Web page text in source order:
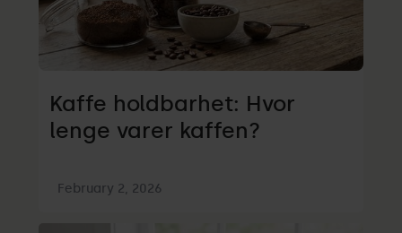
Kaffe holdbarhet: Hvor
lenge varer kaffen?
February 2, 2026